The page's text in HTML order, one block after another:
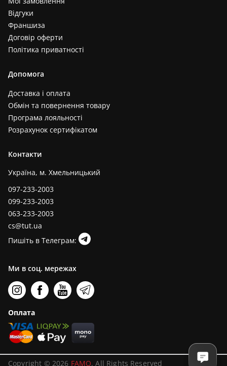
Відгуки
Франшиза
Договір оферти
Політика приватності
Допомога
Доставка і оплата
Обмін та повернення товару
Програма лояльності
Розрахунок сертифікатом
Контакти
Україна, м. Хмельницький
097-233-2003
099-233-2003
063-233-2003
cs@tut.ua
Пишіть в Телеграм:
Ми в соц. мережах
Оплата
Copyright © 2026 FAMO. All Rights Reserved